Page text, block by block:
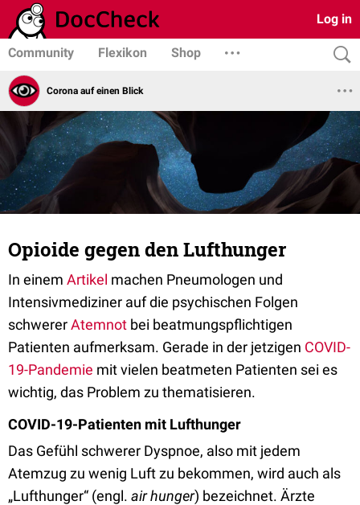
Log in
Community Flexikon Shop
Corona auf einen Blick
Opioide gegen den Lufthunger
In einem Artikel machen Pneumologen und
Intensivmediziner auf die psychischen Folgen
schwererAtemnot bei beatmungspflichtigen
Patienten aufmerksam. Gerade in der jetzigen COVID-
19-Pandemie mit vielen beatmeten Patienten sei es
wichtig, das Problem zu thematisieren.
COVID-19-Patienten mit Lufthunger
Das Gefühl schwerer Dyspnoe, also mit jedem
Atemzug zu wenig Luft zu bekommen, wird auch als
„Lufthunger“ (engl. air hunger) bezeichnet. Ärzte